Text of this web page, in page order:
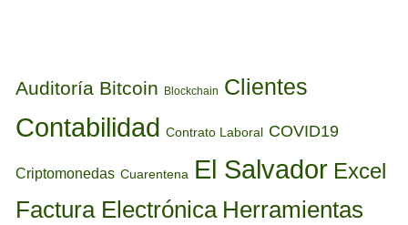
Auditoría Bitcoin Blockchain Clientes
Contabilidad Contrato Laboral COVID19
Criptomonedas Cuarentena El Salvador Excel
Factura Electrónica Herramientas